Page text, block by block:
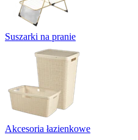
Suszarki na pranie
Akcesoria łazienkowe